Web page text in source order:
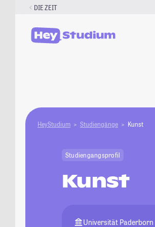
DIE ZEIT
HeyStudium Studiengänge Kunst
Studiengangsprofil
Kunst
Universität Paderborn